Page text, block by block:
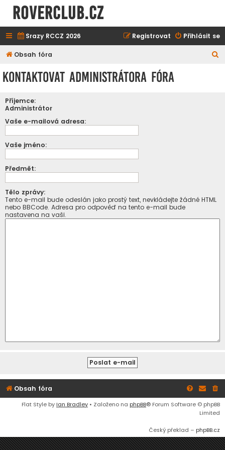
ROVERCLUB.cz
Srazy RCCZ 2026 Přihlásit se
Registrovat
Obsah fóra
Kontaktovat administrátora fóra
Příjemce:
Administrátor
Vaše e-mailová adresa:
Vaše jméno:
Předmět:
Tělo zprávy:
Tento e-mail bude odeslán jako prostý text, nevkládejte žádné HTML
nebo BBCode. Adresa pro odpověď na tento e-mail bude
nastavena na vaši.
Obsah fóra
Flat Style by Ian Bradley • Založeno na phpBB® Forum Software © phpBB
Limited
Český překlad – phpBB.cz